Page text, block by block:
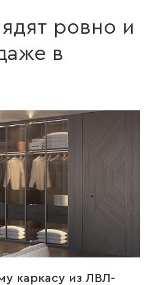
ровно и
в
каркасу из ЛВЛ-